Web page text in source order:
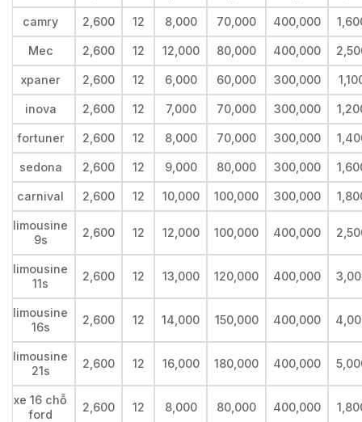
camry 2,600 12 8,000 70,000 400,000
Mec 2,600 12 12,000 80,000 400,000
xpaner 2,600 12 6,000 60,000 300,000
inova 2,600 12 7,000 70,000 300,000
fortuner 2,600 12 8,000 70,000 300,000
sedona 2,600 12 9,000 80,000 300,000
carnival 2,600 12 10,000 100,000 300,000
limousine
9s
2,600 12 12,000 100,000 400,000
limousine
11s
2,600 12 13,000 120,000 400,000
limousine
16s
2,600 12 14,000 150,000 400,000
limousine
21s
2,600 12 16,000 180,000 400,000
xe 16 chỗ
ford
2,600 12 8,000 80,000 400,000